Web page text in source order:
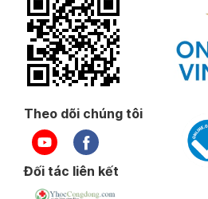
Theo dõi chúng tôi
Đối tác liên kết